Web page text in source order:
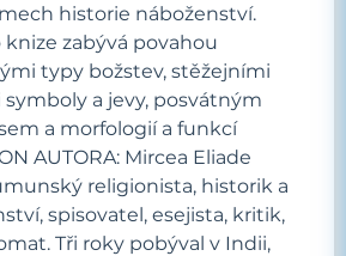
historie náboženství.
zabývá povahou
typy božstev, stěžejními
a jevy, posvátným
a morfologií a funkcí
AUTORA: Mircea Eliade
religionista, historik a
spisovatel, esejista, kritik,
Tři roky pobýval v Indii,